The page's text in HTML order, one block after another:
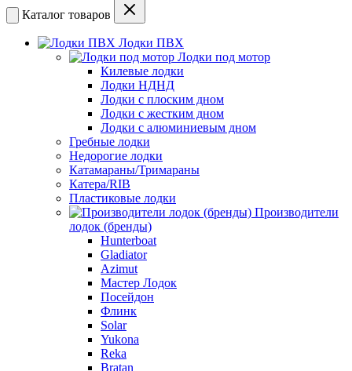
Каталог товаров
Лодки ПВХ
Лодки под мотор
Килевые лодки
Лодки НДНД
Лодки с плоским дном
Лодки с жестким дном
Лодки с алюминиевым дном
Гребные лодки
Недорогие лодки
Катамараны/Тримараны
Катера/RIB
Пластиковые лодки
Производители
лодок (бренды)
Hunterboat
Gladiator
Azimut
Мастер Лодок
Посейдон
Флинк
Solar
Yukona
Reka
Bratan